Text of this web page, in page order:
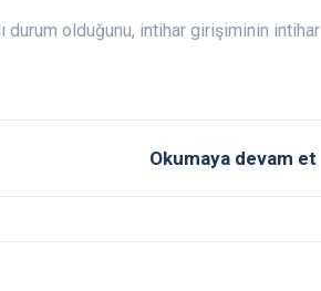
durum olduğunu, intihar girişiminin intihar
Okumaya devam et